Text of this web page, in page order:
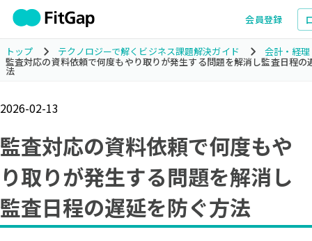
会員登録
トップ テクノロジーで解くビジネス課題解決ガイド
会計・経
監査対応の資料依頼で何度もやり取りが発生する問題を解消し監査日程の
法
2026-02-13
監査対応の資料依頼で何度もや
り取りが発生する問題を解消し
監査日程の遅延を防ぐ方法